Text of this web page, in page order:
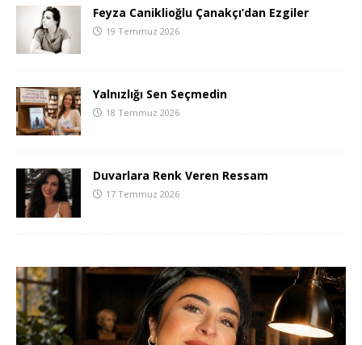
Feyza Caniklioğlu Çanakçı’dan Ezgiler
19 Temmuz 2026
Yalnızlığı Sen Seçmedin
18 Temmuz 2026
Duvarlara Renk Veren Ressam
17 Temmuz 2026